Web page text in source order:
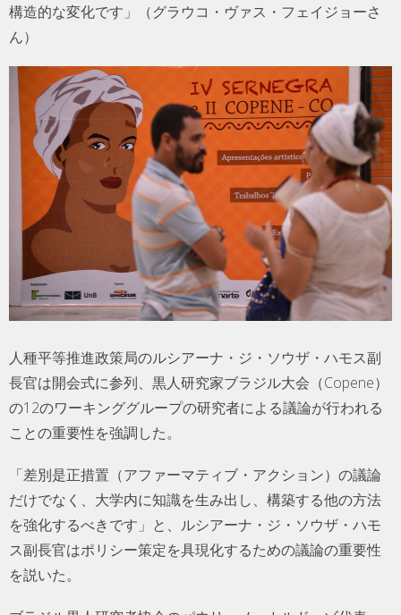
構造的な変化です」（グラウコ・ヴァス・フェイジョーさ
ん）
人種平等推進政策局のルシアーナ・ジ・ソウザ・ハモス副
長官は開会式に参列、黒人研究家ブラジル大会（Copene）
の12のワーキンググループの研究者による議論が行われる
ことの重要性を強調した。
「差別是正措置（アファーマティブ・アクション）の議論
だけでなく、大学内に知識を生み出し、構築する他の方法
を強化するべきです」と、ルシアーナ・ジ・ソウザ・ハモ
ス副長官はポリシー策定を具現化するための議論の重要性
を説いた。